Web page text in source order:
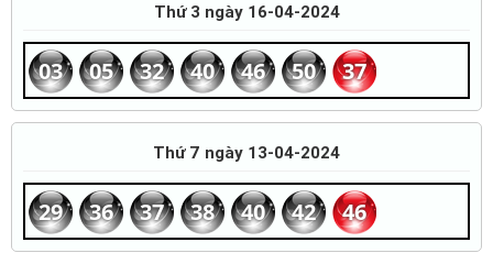
Thứ 3 ngày 16-04-2024
03 05 32 40 46 50 37
Thứ 7 ngày 13-04-2024
29 36 37 38 40 42 46